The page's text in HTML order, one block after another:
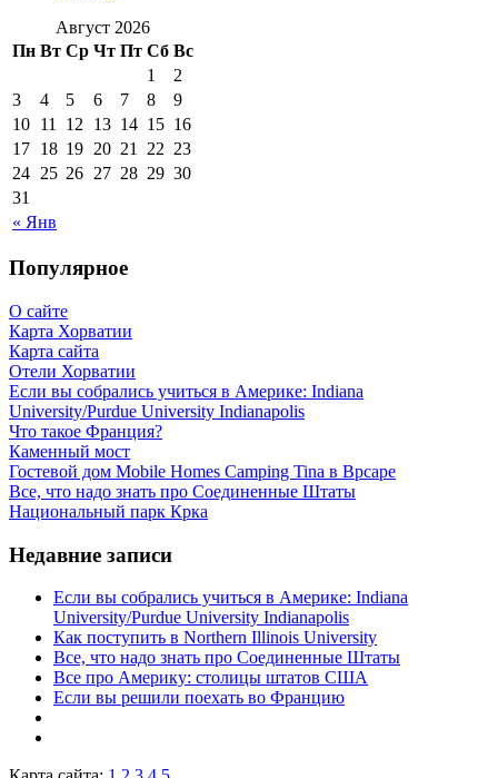
Август 2026
Пн Вт Ср Чт Пт Сб Вс
« Янв
1
2
3
4 5 6 7 8
9
10 11 12 13 14 15 16
17 18 19 20 21 22 23
24 25 26 27 28 29 30
31
Популярное
О сайте
Карта Хорватии
Карта сайта
Отели Хорватии
Если вы собрались учиться в Америке: Indiana
University/Purdue University Indianapolis
Что такое Франция?
Каменный мост
Гостевой дом Mobile Homes Camping Tina в Врсаре
Все, что надо знать про Соединенные Штаты
Национальный парк Крка
Недавние записи
Если вы собрались учиться в Америке: Indiana
University/Purdue University Indianapolis
Как поступить в Northern Illinois University
Все, что надо знать про Соединенные Штаты
Все про Америку: столицы штатов США
Если вы решили поехать во Францию